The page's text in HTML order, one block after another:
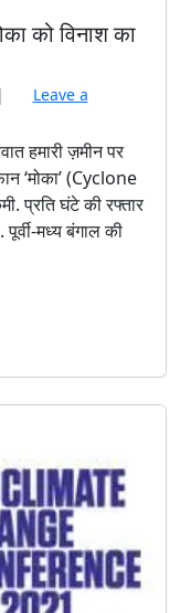
को विनाश का
|
Leave a
हमारी ज़मीन पर
‘मोका’ (Cyclone
प्रति घंटे की रफ्तार
मध्य बंगाल की